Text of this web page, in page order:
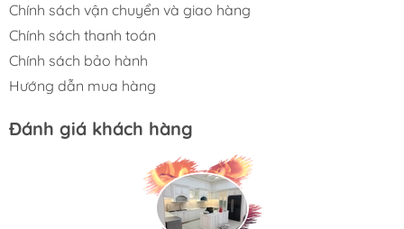
MUA GIÁ TREO VUNG TREO NGOÀI
Chính sách vận chuyển và giao hàng
Chính sách thanh toán
Chính sách bảo hành
Hướng dẫn mua hàng
Đánh giá khách hàng